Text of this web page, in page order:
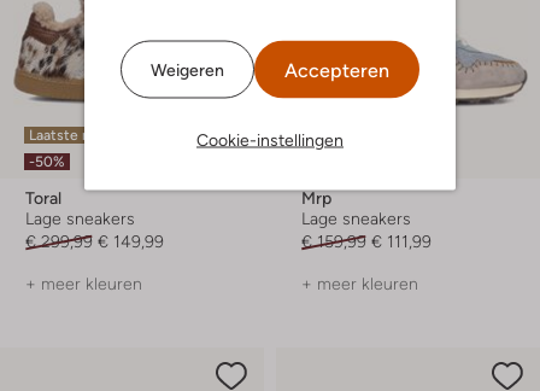
Weigeren Accepteren
Cookie-instellingen
Laatste maten
-50%
Toral
Lage sneakers
€ 299,99 € 149,99
+ meer kleuren
Mrp
Lage sneakers
€ 159,99 € 111,99
+ meer kleuren